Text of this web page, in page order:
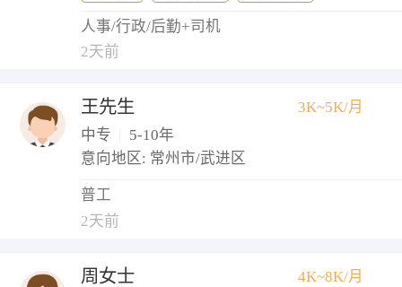
人事/行政/后勤+司机
2天前
王先生
3K~5K/月
中专
5-10年
意向地区: 常州市/武进区
普工
2天前
周女士
4K~8K/月